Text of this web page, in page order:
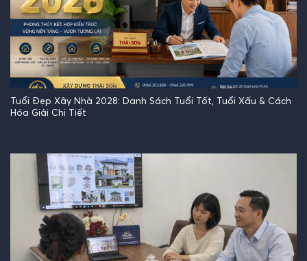
Tuổi Đẹp Xây Nhà 2028: Danh Sách Tuổi Tốt, Tuổi Xấu & Cách
Hóa Giải Chi Tiết